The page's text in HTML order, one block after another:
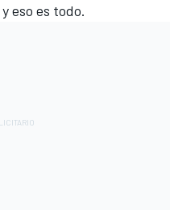
eso es todo.